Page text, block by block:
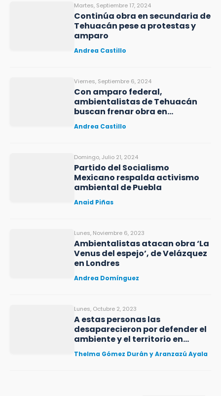
Martes, Septiembre 17, 2024
Continúa obra en secundaria de
Tehuacán pese a protestas y
amparo
Andrea Castillo
Viernes, Septiembre 6, 2024
Con amparo federal,
ambientalistas de Tehuacán
buscan frenar obra en
secundaria
Andrea Castillo
Domingo, Julio 21, 2024
Partido del Socialismo
Mexicano respalda activismo
ambiental de Puebla
Anaid Piñas
Lunes, Noviembre 6, 2023
Ambientalistas atacan obra ‘La
Venus del espejo’, de Velázquez
en Londres
Andrea Domínguez
Lunes, Octubre 2, 2023
A estas personas las
desaparecieron por defender el
ambiente y el territorio en
México
Thelma Gómez Durán y Aranzazú Ayala